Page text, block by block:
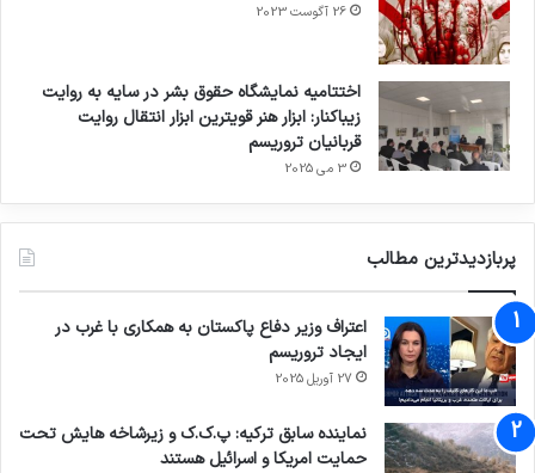
26 آگوست 2023
اختتامیه نمایشگاه حقوق بشر در سایه به روایت
زیباکنار: ابزار هنر قویترین ابزار انتقال روایت
قربانیان تروریسم
3 می 2025
پربازدیدترین مطالب
اعتراف وزیر دفاع پاکستان به همکاری با غرب در
ایجاد تروریسم
27 آوریل 2025
نماینده سابق ترکیه: پ.ک.ک و زیرشاخه هایش تحت
حمایت امریکا و اسرائیل هستند